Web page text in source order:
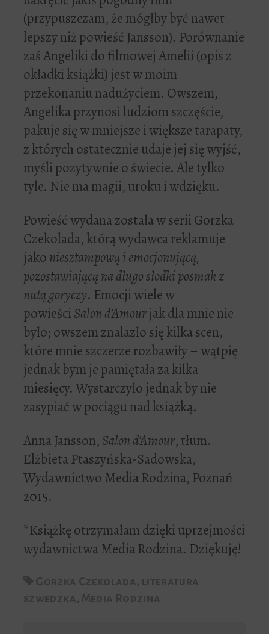
(przypuszczam, że mógłby być nawet
lepszy niż powieść Jansson). Porównanie
zaś Angeliki do filmowej Amelii (opis z
okładki książki) jest w moim
przekonaniu nadużyciem. Owszem,
Angelika przynosi ludziom szczęście,
pakuje się w mniejsze i większe tarapaty,
z których ostatecznie udaje jej się wyjść,
myśli pozytywnie o świecie. Ale tylko
tyle. Nie ma magii, uroku i wdzięku.
Powieść wydana została w serii Gorzka
Czekolada, którą wydawca reklamuje
jakoniesztampową i emocjonującą,
pozostawiającą na długo słodki posmak z
nutą goryczy. Emocji wiele w
powieściSalon d’Amourjak dla mnie nie
było; owszem znalazło się kilka scen,
które mnie szczerze rozbawiły – wątpię
jednak bym je pamiętała za kilka
miesięcy. Wystarczyło jednak by nie
zasypiać w pociągu nad książką.
Anna Jansson,Salon d’Amour, tłum.
Elżbieta Ptaszyńska-Sadowska,
Wydawnictwo Media Rodzina, Poznań
2015.
*Książkę otrzymałam dzięki uprzejmości
wydawnictwa Media Rodzina. Dziękuję!